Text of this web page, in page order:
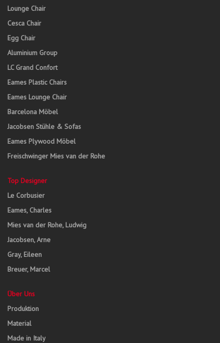
Lounge Chair
Cesca Chair
Egg Chair
Aluminium Group
LC Grand Confort
Eames Plastic Chairs
Eames Lounge Chair
Barcelona Möbel
Jacobsen Stühle & Sofas
Eames Plywood Möbel
Freischwinger Mies van der Rohe
Top Designer
Le Corbusier
Eames, Charles
Mies van der Rohe, Ludwig
Jacobsen, Arne
Gray, Eileen
Breuer, Marcel
Über Uns
Produktion
Material
Made in Italy